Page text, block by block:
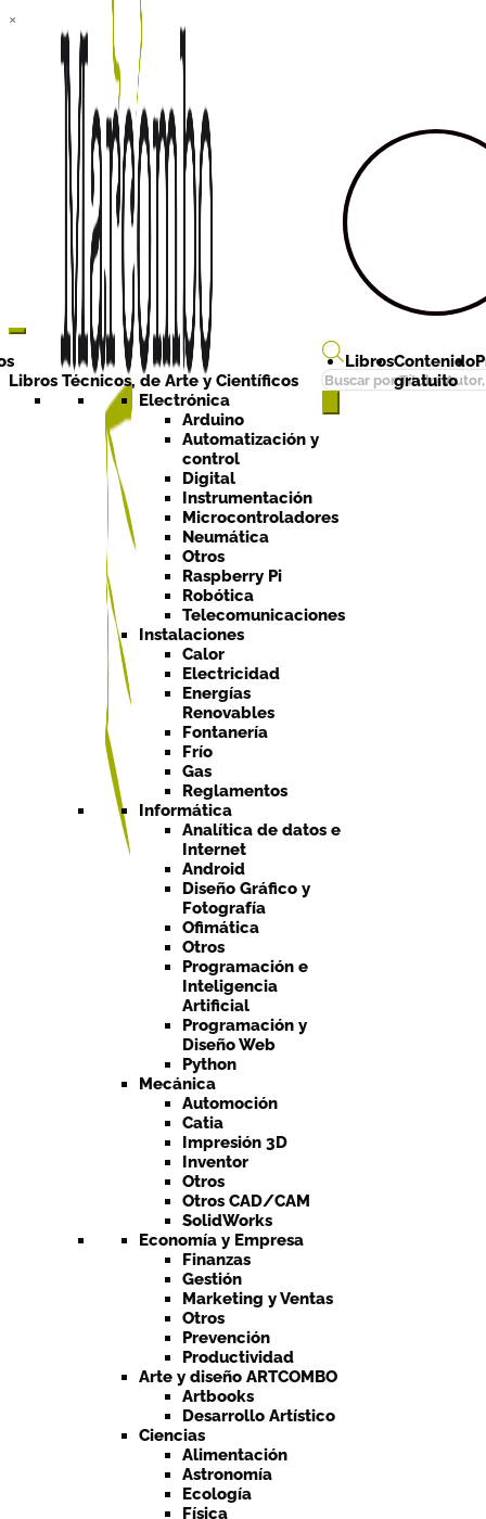
×
Búsqueda
de
Libros Técnicos, de Arte y Científicos
Electrónica
Arduino
Automatización y
control
Digital
Instrumentación
Microcontroladores
Neumática
Otros
Raspberry Pi
Robótica
Telecomunicaciones
Instalaciones
Calor
Electricidad
Energías
Renovables
Fontanería
Frío
Gas
Reglamentos
Informática
Analítica de datos e
Internet
Android
Diseño Gráfico y
Fotografía
Ofimática
Otros
Programación e
Inteligencia
Artificial
Programación y
Diseño Web
Python
Mecánica
Automoción
Catia
Impresión 3D
Inventor
Otros
Otros CAD/CAM
SolidWorks
Economía y Empresa
Finanzas
Gestión
Marketing y Ventas
Otros
Prevención
Productividad
Arte y diseño ARTCOMBO
Artbooks
Desarrollo Artístico
Ciencias
Alimentación
Astronomía
Ecología
Física
LibrosContenido
gratuito